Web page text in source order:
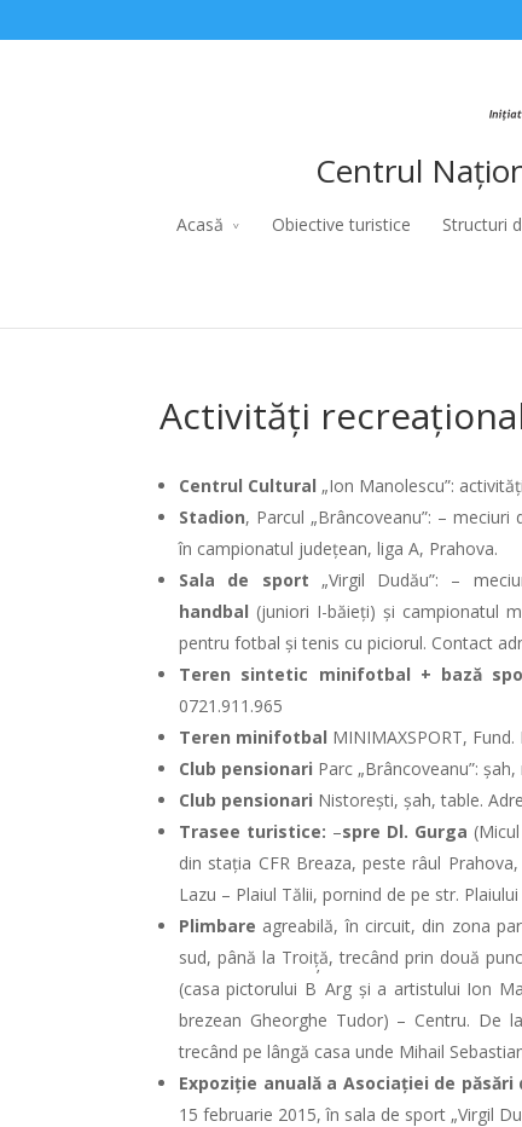
Centrul
Acasă Obiective turistice Structuri
Activități
Centrul Cultural „Ion Manolescu”:
Stadion, Parcul „Brâncoveanu”: – meciuri
în campionatul județean, liga A, Prahova.
Sala de sport „Virgil Dudău”: –
handbal (juniori I-băieți) și campionatul
pentru fotbal și tenis cu piciorul. Contact
Teren sintetic minifotbal + bază
0721.911.965
Teren minifotbal MINIMAXSPORT,
Club pensionari Parc „Brâncoveanu”:
Club pensionari Nistorești, șah, table.
Trasee turistice: –spre Dl. Gurga
din stația CFR Breaza, peste râul
Lazu – Plaiul Tălii, pornind de pe str.
Plimbare agreabilă, în circuit, din zona
sud, până la Troiță, trecând prin două
(casa pictorului B
’
Arg și a artistului Ion
brezean Gheorghe Tudor) – Centru. De
trecând pe lângă casa unde Mihail
Expoziție anuală a Asociației de
15 februarie 2015, în sala de sport „Virgil